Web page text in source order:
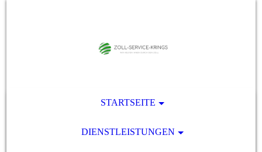
STARTSEITE
DIENSTLEISTUNGEN